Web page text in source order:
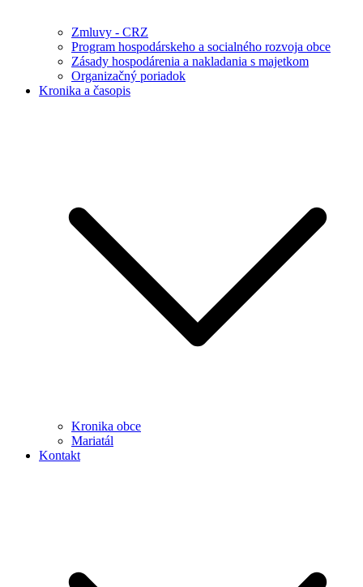
Zmluvy - CRZ
Program hospodárskeho a socialného rozvoja obce
Zásady hospodárenia a nakladania s majetkom
Organizačný poriadok
Kronika a časopis
Kronika obce
Mariatál
Kontakt